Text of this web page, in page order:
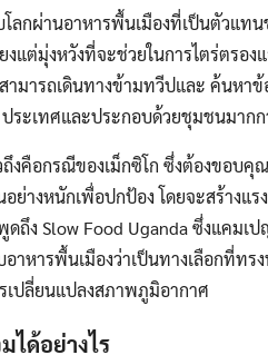
โลกผ่านอาหารพื้นเมืองที่เป็นตัวแท
งแต่มุ่งหวังที่จะช่วยในการไตร่ตรอ
ามารถเดินทางข้ามทวีปและ ค้นหา
ระเทศและประกอบด้วยชุมชนมาก
งคือกรณีของเม็กซิโก ซึ่งต้องขอบคุ
อย่างหนักเพื่อปกป้อง โดยจะสร้างแ
ดถึง Slow Food Uganda ซึ่งแคม
อาหารพื้นเมืองว่าเป็นทางเลือกที่ท
เปลี่ยนแปลงสภาพภูมิอากาศ
ได้อย่างไร